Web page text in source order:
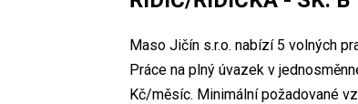
Maso Jičín s.r.o. nabízí 5 volných
Práce na plný úvazek v
Kč/měsíc. Minimální požadované